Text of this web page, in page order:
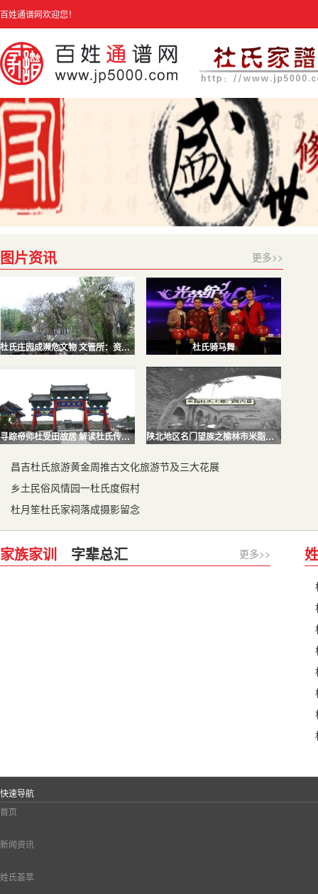
百姓通谱网欢迎您！
图片资讯 更多>>
杜氏庄园成濒危文物 文管所：资金困难无力整体修复 杜氏骑马舞
寻踪帝师杜受田故居 解读杜氏传奇历史 陕北地区名门望族之榆林市米脂县杜氏家族
昌吉杜氏旅游黄金周推古文化旅游节及三大花展
乡土民俗风情园一杜氏度假村
杜月笙杜氏家祠落成摄影留念
家族家训 字辈总汇 更多>>
快速导航
首页
新闻资讯
姓氏荟萃